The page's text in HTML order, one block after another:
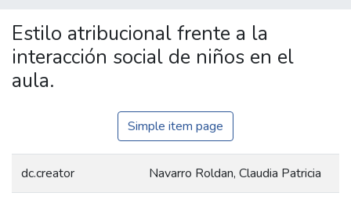
Statistics
Estilo atribucional frente a la
interacción social de niños en el
aula.
Simple item page
dc.creator Navarro Roldan, Claudia Patricia